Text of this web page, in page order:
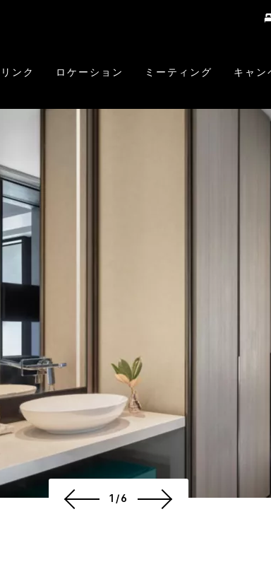
ンク ロケーション ミーティング キャン
1/6